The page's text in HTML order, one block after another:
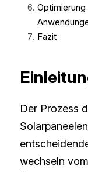
Fazit
Der Prozess
wechseln